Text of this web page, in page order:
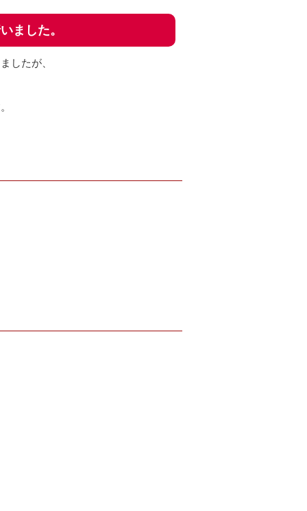
ました。
したが、